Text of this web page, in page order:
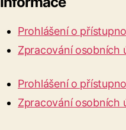
Prohlášení o
Zpracování osobních
Prohlášení o
Zpracování osobních